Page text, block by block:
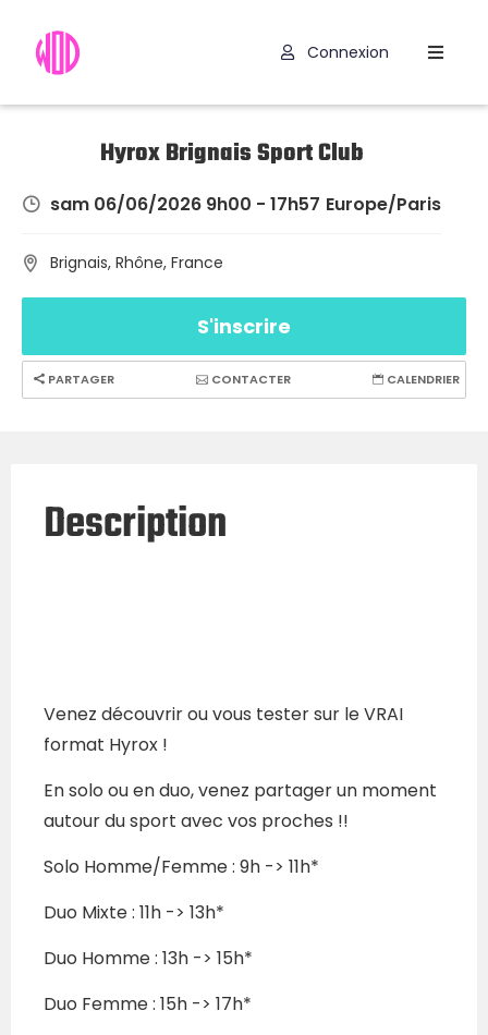
Codes
Promo
Connexion
Hyrox Brignais Sport Club
sam 06/06/2026 9h00 - 17h57 Europe/Paris
Brignais, Rhône, France
S'inscrire
PARTAGER CONTACTER CALENDRIER
Description
Venez découvrir ou vous tester sur le VRAI
format Hyrox !
En solo ou en duo, venez partager un moment
autour du sport avec vos proches !!
Solo Homme/Femme : 9h -> 11h*
Duo Mixte : 11h -> 13h*
Duo Homme : 13h -> 15h*
Duo Femme : 15h -> 17h*